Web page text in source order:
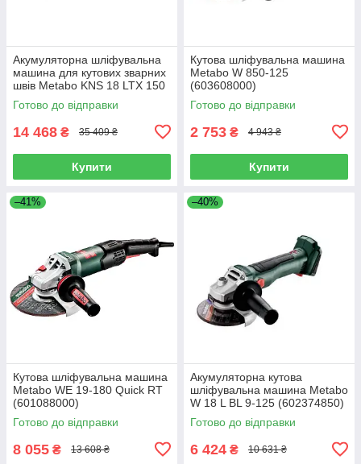
Акумуляторна шліфувальна
машина для кутових зварних
швів Metabo KNS 18 LTX 150
Inox Каркас (600191850)
Готово до відправки
14 468 ₴ 35 409 ₴
Купити
Кутова шліфувальна машина
Metabo W 850-125
(603608000)
Готово до відправки
2 753 ₴ 4 943 ₴
Купити
–41%
Кутова шліфувальна машина
Metabo WE 19-180 Quick RT
(601088000)
Готово до відправки
8 055 ₴ 13 608 ₴
–40%
Акумуляторна кутова
шліфувальна машина Metabo
W 18 L BL 9-125 (602374850)
Готово до відправки
6 424 ₴ 10 631 ₴